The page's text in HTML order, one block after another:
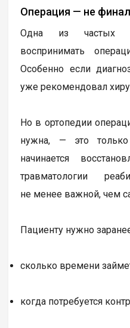
Операция — не
Одна из частых
воспринимать
Особенно если
уже рекомендовал
Но в ортопедии
нужна, — это
начинается
травматологии
не менее важной, чем
Пациенту нужно
сколько времени
когда потребуется